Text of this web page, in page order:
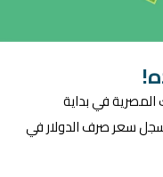
المصرية في بداية
اليوم الاربعاء 3 نوفمبر 2021، وسجل سعر صرف الدولار في